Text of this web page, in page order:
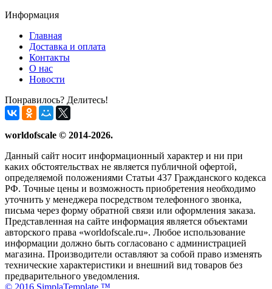
Информация
Главная
Доставка и оплата
Контакты
О нас
Новости
Понравилось? Делитесь!
worldofscale © 2014-2026.
Данный сайт носит информационный характер и ни при
каких обстоятельствах не является публичной офертой,
определяемой положениями Статьи 437 Гражданского кодекса
РФ. Точные цены и возможность приобретения необходимо
уточнить у менеджера посредством телефонного звонка,
письма через форму обратной связи или оформления заказа.
Представленная на сайте информация является объектами
авторского права «worldofscale.ru». Любое использование
информации должно быть согласовано с администрацией
магазина. Производители оставляют за собой право изменять
технические характеристики и внешний вид товаров без
предварительного уведомления.
© 2016 SimplaTemplate ™